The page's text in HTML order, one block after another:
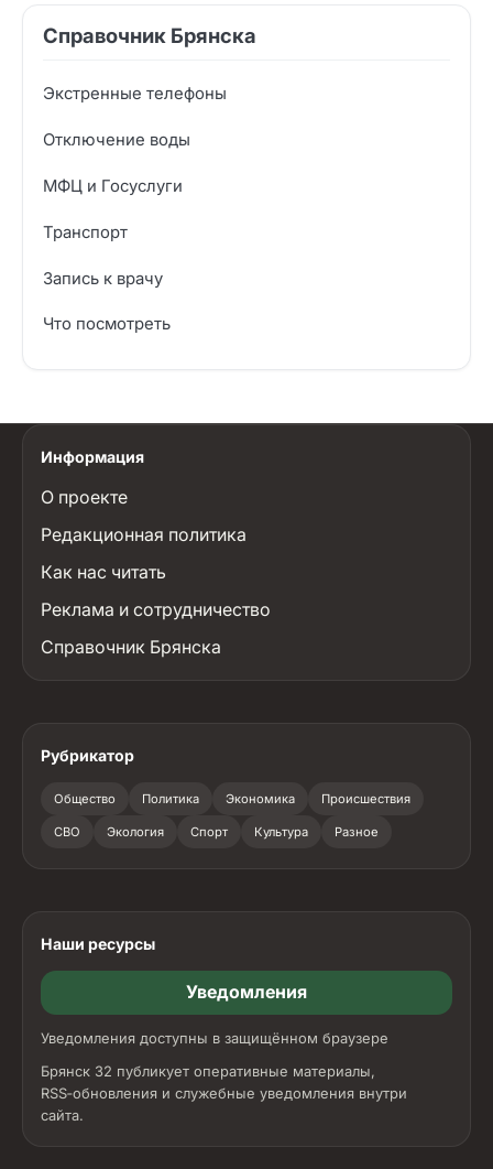
Справочник Брянска
Экстренные телефоны
Отключение воды
МФЦ и Госуслуги
Транспорт
Запись к врачу
Что посмотреть
Информация
О проекте
Редакционная политика
Как нас читать
Реклама и сотрудничество
Справочник Брянска
Рубрикатор
Общество Политика Экономика Происшествия
СВО Экология Спорт Культура Разное
Наши ресурсы
Уведомления
Уведомления доступны в защищённом браузере
Брянск 32 публикует оперативные материалы,
RSS‑обновления и служебные уведомления внутри
сайта.